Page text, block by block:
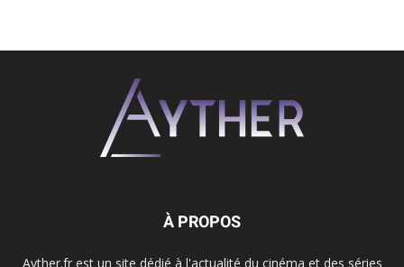
À PROPOS
Ayther.fr est un site dédié à l'actualité du cinéma et des séries